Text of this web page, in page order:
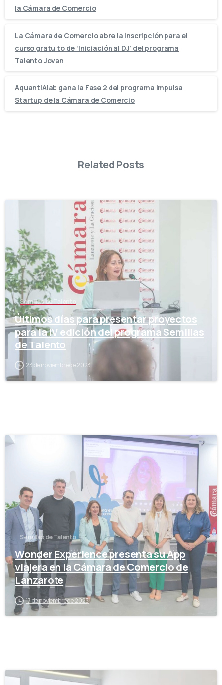
la Cámara de Comercio
La Cámara de Comercio abre la inscripción para el
curso gratuito de ‘Iniciación al DJ’ del programa
Talento Joven
AquantIAlab gana la Fase 2 del programa Impulsa
Startup de la Cámara de Comercio
Related Posts
Semillas de Talento
Últimos días para presentar proyectos
para la IV edición del programa Semillas
de Talento
23 de noviembre de 2023
Semillas de Talento
Wonder Experience presenta su App
viajera en la Cámara de Comercio de
Lanzarote
17 de noviembre de 2023